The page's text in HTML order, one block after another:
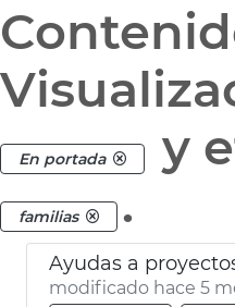
En portada y
familias .
modificado hace 5